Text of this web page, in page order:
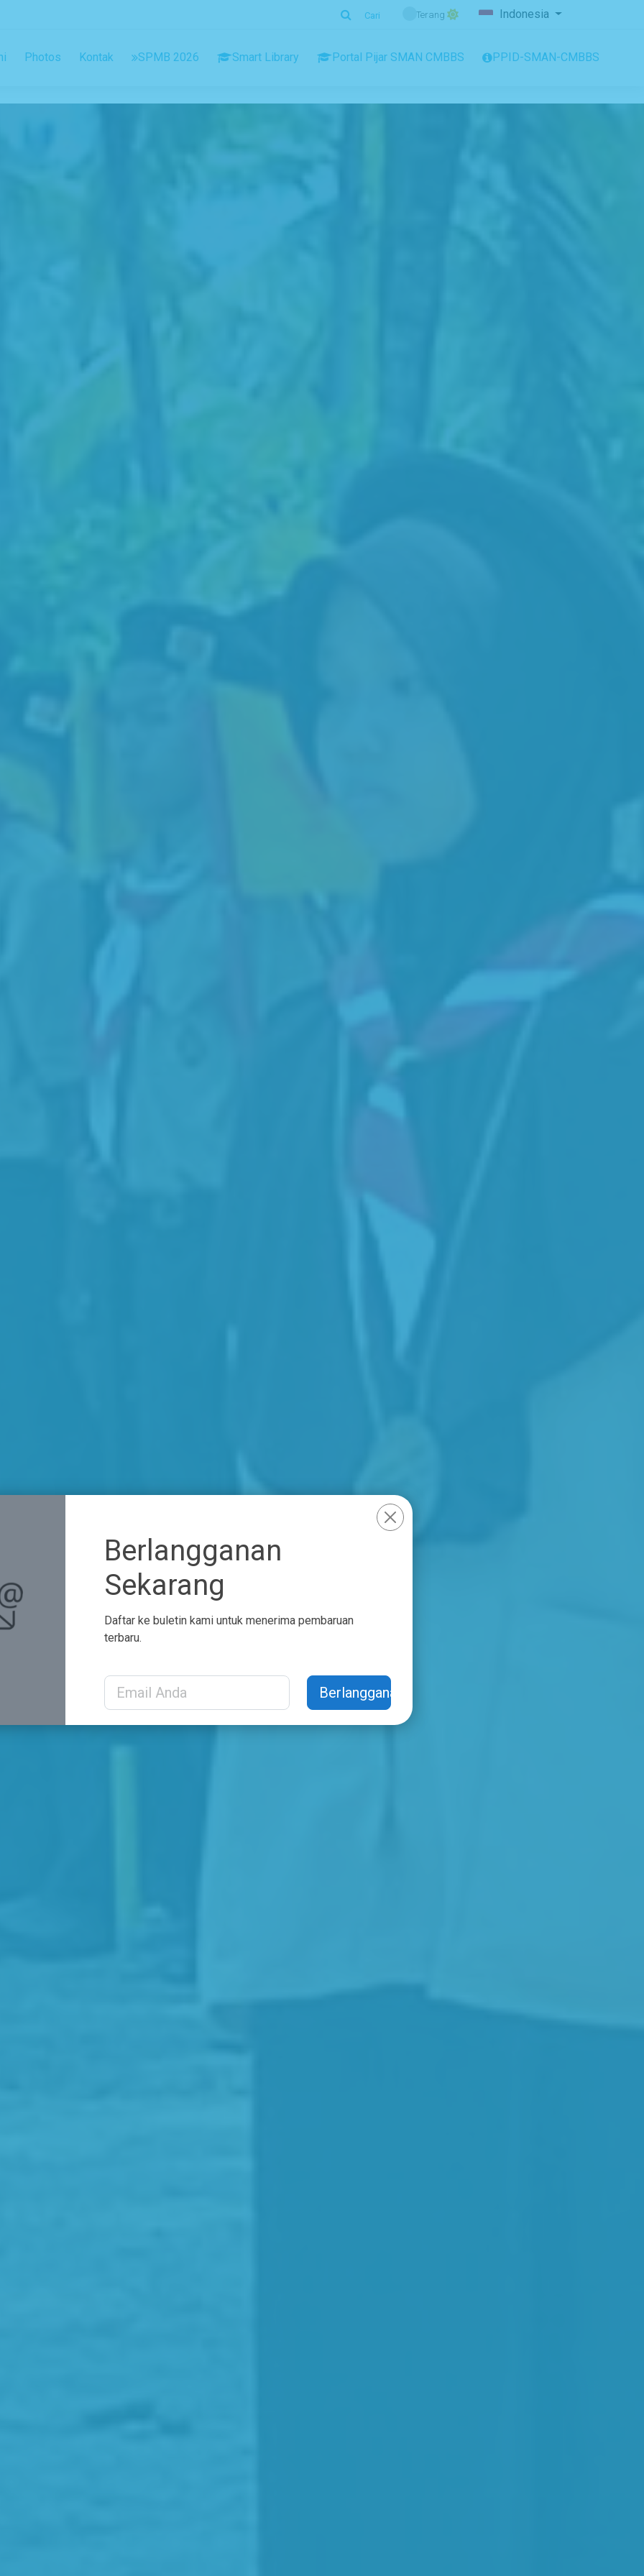
Cari Terang Indonesia
Photos Kontak SPMB 2026 Smart Library Portal Pijar SMAN CMBBS PPID-SMAN-CMBBS
and Face the Future
Berlangganan
Sekarang
Daftar ke buletin kami untuk menerima pembaruan
terbaru.
Email Address
Berlangganan